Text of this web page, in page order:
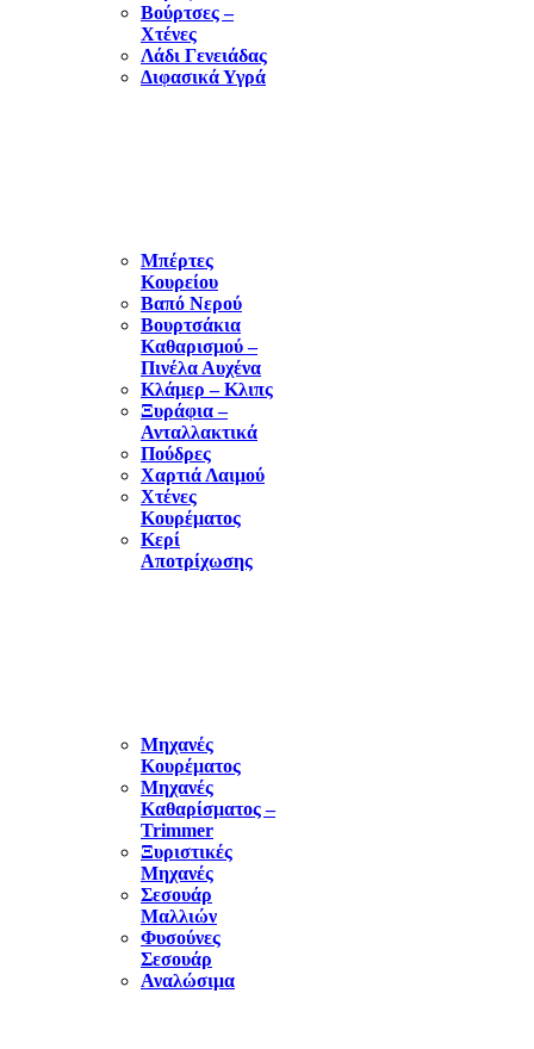
Βούρτσες –
Χτένες
Λάδι Γενειάδας
Διφασικά Υγρά
Μπέρτες
Κουρείου
Βαπό Νερού
Βουρτσάκια
Καθαρισμού –
Πινέλα Αυχένα
Κλάμερ – Κλιπς
Ξυράφια –
Ανταλλακτικά
Πούδρες
Χαρτιά Λαιμού
Χτένες
Κουρέματος
Κερί
Αποτρίχωσης
Μηχανές
Κουρέματος
Μηχανές
Καθαρίσματος –
Trimmer
Ξυριστικές
Μηχανές
Σεσουάρ
Μαλλιών
Φυσούνες
Σεσουάρ
Αναλώσιμα